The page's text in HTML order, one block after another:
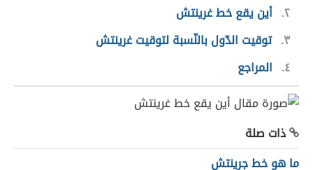
٢ أين يقع خط غرينتش
٣ توقيت الدّول بالنّسبة لتوقيت غرينتش
٤
المراجع
ذات صلة
ما هو خط جرينتش